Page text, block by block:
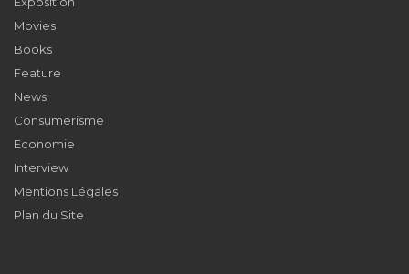
Movies
Books
Feature
News
Consumerisme
Economie
Interview
Mentions Légales
Plan du Site